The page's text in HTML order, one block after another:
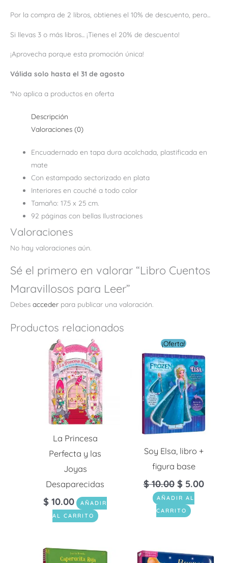
Por la compra de 2 libros, obtienes el 10% de descuento, pero...
Si llevas 3 o más libros... ¡Tienes el 20% de descuento!
¡Aprovecha porque esta promoción única!
Válida solo hasta el 31 de agosto
*No aplica a productos en oferta
Descripción
Valoraciones (0)
Encuadernado en tapa dura acolchada, plastificada en
mate
Con estampado sectorizado en plata
Interiores en couché a todo color
Tamaño: 17.5 x 25 cm.
92 páginas con bellas Ilustraciones
Valoraciones
No hay valoraciones aún.
Sé el primero en valorar “Libro Cuentos
Maravillosos para Leer”
Debes acceder para publicar una valoración.
Productos relacionados
La Princesa
Perfecta y las
Joyas
Desaparecidas
$ 10.00
AÑADIR
AL CARRITO
¡Oferta!
Soy Elsa, libro +
figura base
$10.00
El
precio
original
era:
$ 10.00.
$ 5.00
es:
$
AÑADIR AL
CARRITO